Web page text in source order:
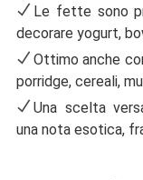
Le fette sono
decorare yogurt,
Ottimo anche
porridge, cereali,
Una scelta
una nota esotica,